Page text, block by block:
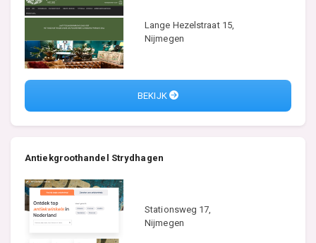
Lange Hezelstraat 15,
Nijmegen
BEKIJK
Antiekgroothandel Strydhagen
Stationsweg 17,
Nijmegen